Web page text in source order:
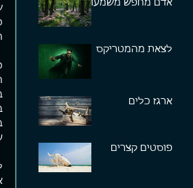
אדם מחפש משמעות
לצאת מהמטריקס
ארגז כלים
פוסטים קצרים